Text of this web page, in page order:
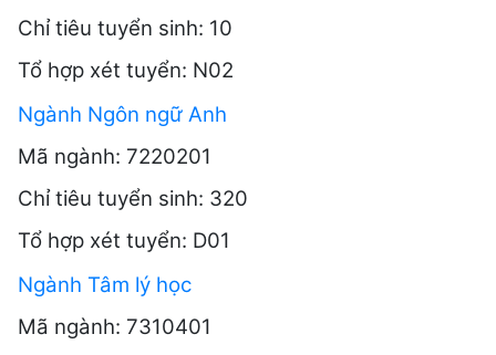
Chỉ tiêu tuyển sinh: 10
Tổ hợp xét tuyển: N02
Ngành Ngôn ngữ Anh
Mã ngành: 7220201
Chỉ tiêu tuyển sinh: 320
Tổ hợp xét tuyển: D01
Ngành Tâm lý học
Mã ngành: 7310401